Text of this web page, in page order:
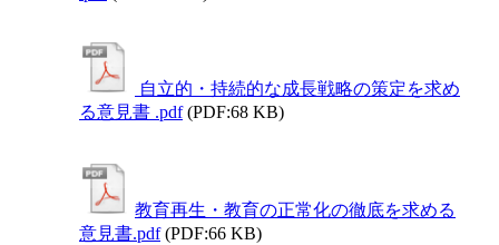
自立的・持続的な成長戦略の策定を求め
る意見書 .pdf (PDF:68 KB)
教育再生・教育の正常化の徹底を求める
意見書.pdf (PDF:66 KB)